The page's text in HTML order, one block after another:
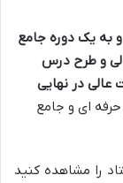
به یک دوره جامع
و طرح درس
عالی در نهایی
ای و جامع
را مشاهده کنید